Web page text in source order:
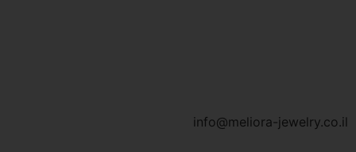
info@meliora-jewelry.co.il